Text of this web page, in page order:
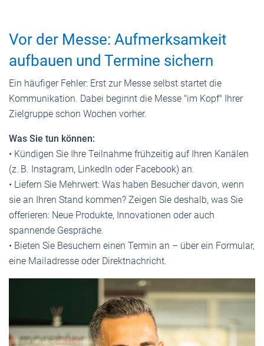
Vor der Messe: Aufmerksamkeit
aufbauen und Termine sichern
Ein häufiger Fehler: Erst zur Messe selbst startet die
Kommunikation. Dabei beginnt die Messe "im Kopf" Ihrer
Zielgruppe schon Wochen vorher.
Was Sie tun können:
• Kündigen Sie Ihre Teilnahme frühzeitig auf Ihren Kanälen
(z. B. Instagram, LinkedIn oder Facebook) an.
• Liefern Sie Mehrwert: Was haben Besucher davon, wenn
sie an Ihren Stand kommen? Zeigen Sie deshalb, was Sie
offerieren: Neue Produkte, Innovationen oder auch
spannende Gespräche.
• Bieten Sie Besuchern einen Termin an – über ein Formular,
eine Mailadresse oder Direktnachricht.